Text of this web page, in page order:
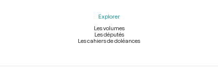
Explorer
Les volumes
Les députés
Les cahiers de doléances